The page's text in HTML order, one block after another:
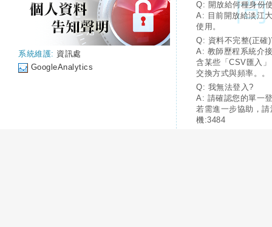
系統維護: 資訊處
GoogleAnalytics
Q: 開放給何種身份
A: 目前開放給淡江
使用。
Q: 資料不完整(正確
A: 教師歷程系統介
含某些「CSV匯入
交換方式與頻率。。
Q: 我無法登入?
A: 請確認您的單一
若需進一步協助，
機:3484